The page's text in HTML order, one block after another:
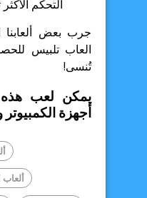
التحكم
جرب بعض ألعابنا
العاب تلبيس
تُنسى!
يمكن لعب
أجهزة
ألعاب